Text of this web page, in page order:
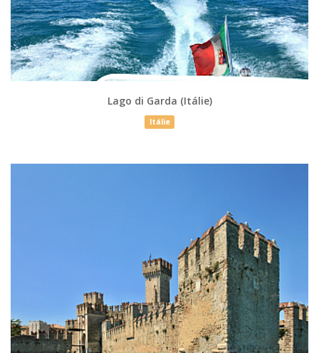
Lago di Garda (Itálie)
Itálie